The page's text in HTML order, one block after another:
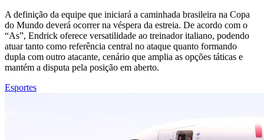
A definição da equipe que iniciará a caminhada brasileira na Copa
do Mundo deverá ocorrer na véspera da estreia. De acordo com o
“As”, Endrick oferece versatilidade ao treinador italiano, podendo
atuar tanto como referência central no ataque quanto formando
dupla com outro atacante, cenário que amplia as opções táticas e
mantém a disputa pela posição em aberto.
Esportes